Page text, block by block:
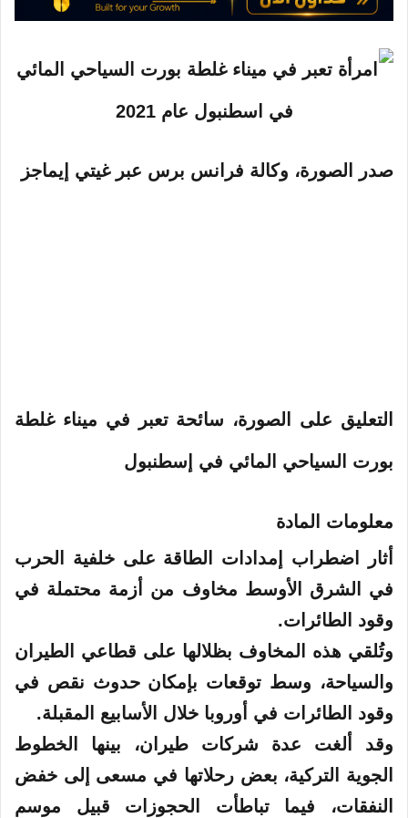
ل ر
ا
ل
ت
صدر الصورة، وكالة فرانس برس عبر غيتي إيماجز
التعليق على الصورة، سائحة تعبر في ميناء غلطة
بورت السياحي المائي في إسطنبول
معلومات المادة
أثار اضطراب إمدادات الطاقة على خلفية الحرب
في الشرق الأوسط مخاوف من أزمة محتملة في
وقود الطائرات.
وتُلقي هذه المخاوف بظلالها على قطاعي الطيران
والسياحة، وسط توقعات بإمكان حدوث نقص في
وقود
الطائرات في أوروبا خلال الأسابيع المقبلة.
وقد ألغت عدة شركات طيران، بينها الخطوط
الجوية
التركية، بعض رحلاتها في مسعى إلى خفض
النفقات، فيما تباطأت الحجوزات قبيل موسم